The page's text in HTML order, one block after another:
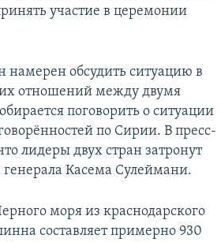
участие в церемонии
намерен обсудить ситуацию в
отношений между двумя
поговорить о ситуации
по Сирии. В пресс-
лидеры двух стран затронут
Касема Сулеймани.
моря из краснодарского
составляет примерно 930